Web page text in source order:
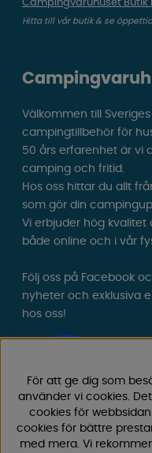
Hitta till vår butik & se
Välkommen till
campingtillbehör för
50 års erfarenhet är vi
camping och fritid.
Hos oss hittar du allt
som gör din
Vi erbjuder hög kvalitet
både online och i vår
Följ oss på Facebook
nyheter och exklusiva
hos oss!
För att ge dig som
använder vi cookies.
cookies för
cookies för bättre
med mera. Vi